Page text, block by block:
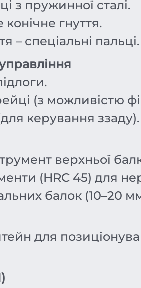
з пружинної сталі.
гнуття.
– спеціальні пальці.
(з можливістю
керування ззаду).
верхньої
(HRC 45) для
балок (10–20
для